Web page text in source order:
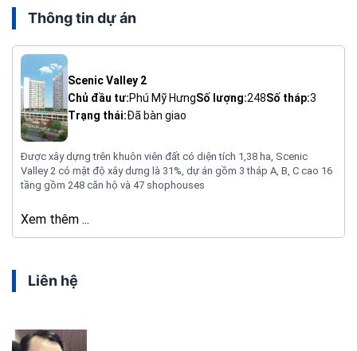
Thông tin dự án
Scenic Valley 2
Chủ đầu tư:Phú Mỹ HưngSố lượng:248Số tháp:3
Trạng thái:Đã bàn giao
Được xây dựng trên khuôn viên đất có diện tích 1,38 ha, Scenic
Valley 2 có mật độ xây dưng là 31%, dự án gồm 3 tháp A, B, C cao 16
tầng gồm 248 căn hộ và 47 shophouses
Xem thêm ...
Liên hệ